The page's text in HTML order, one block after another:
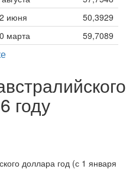
июня
50,3929
марта 59,7089
году